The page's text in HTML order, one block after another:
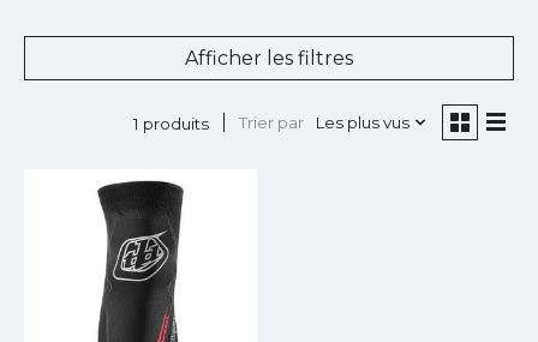
Afficher les filtres
1 produits Trier par Les plus vus